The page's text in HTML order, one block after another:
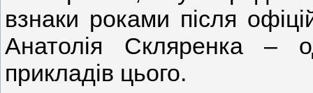
взнаки роками після
Анатолія Скляренка –
прикладів цього.